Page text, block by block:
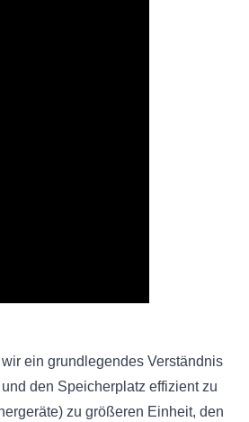
ein grundlegendes Verständnis
den Speicherplatz effizient zu
zu größeren Einheit, den